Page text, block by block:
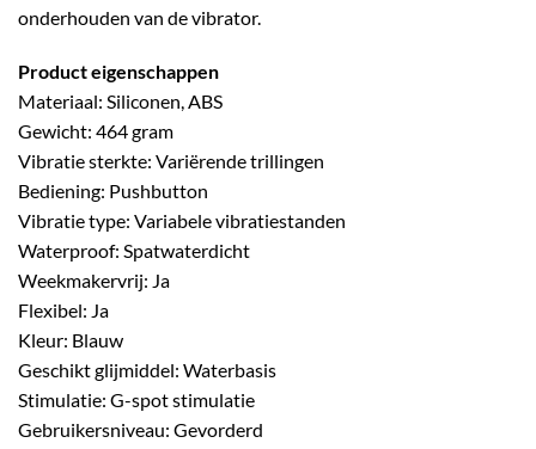
onderhouden van de vibrator.
Product eigenschappen
Materiaal: Siliconen, ABS
Gewicht: 464 gram
Vibratie sterkte: Variërende trillingen
Bediening: Pushbutton
Vibratie type: Variabele vibratiestanden
Waterproof: Spatwaterdicht
Weekmakervrij: Ja
Flexibel: Ja
Kleur: Blauw
Geschikt glijmiddel: Waterbasis
Stimulatie: G-spot stimulatie
Gebruikersniveau: Gevorderd